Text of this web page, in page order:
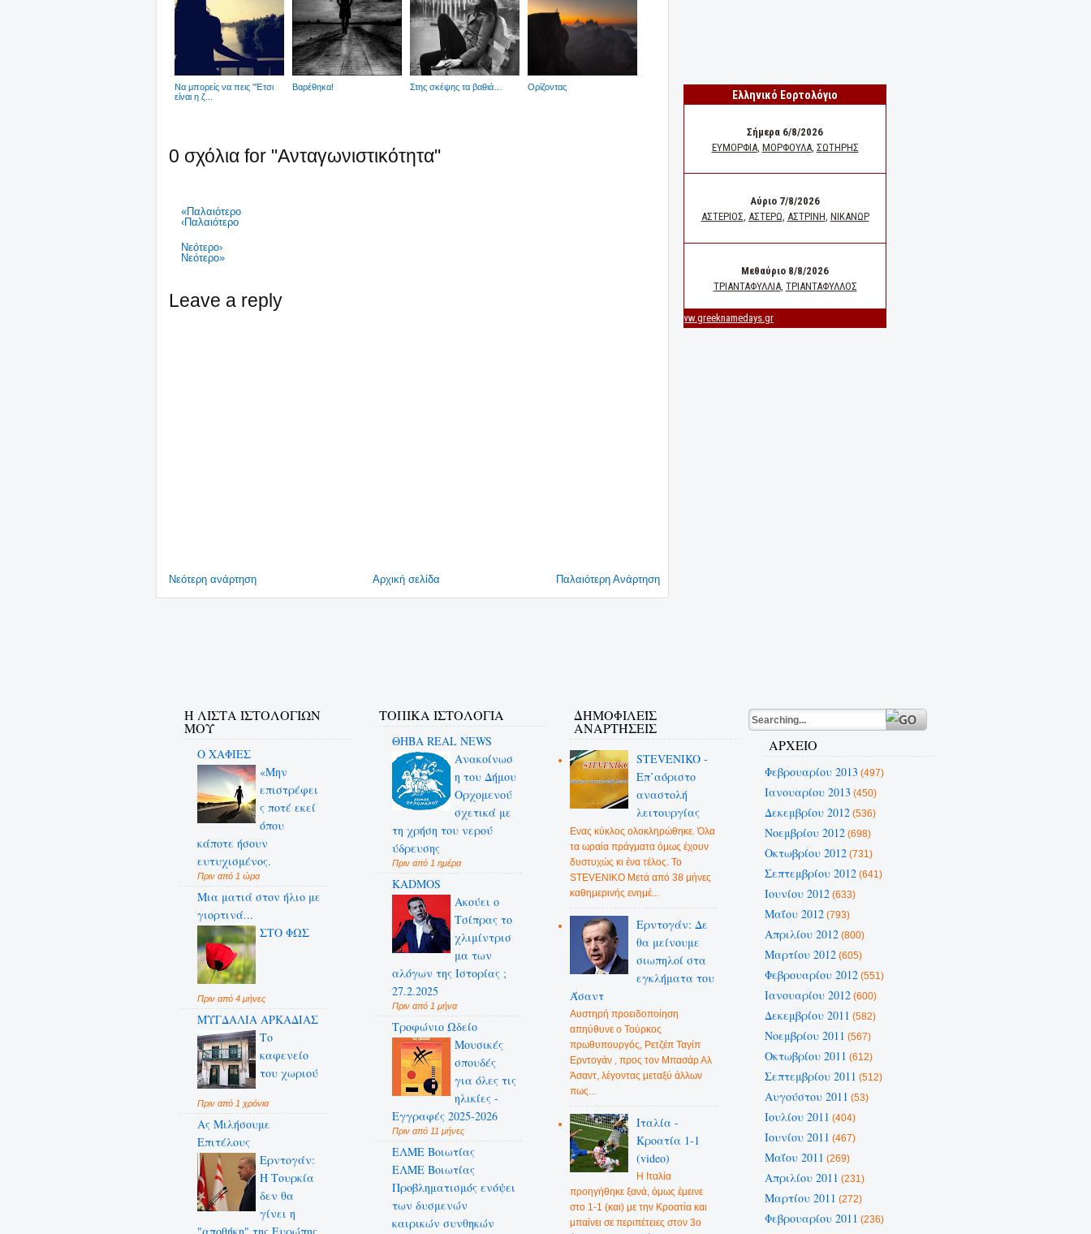
Να μπορείς να πεις ''Έτσι
είναι η ζ...
Βαρέθηκα! Στης σκέψης τα βαθιά… Ορίζοντας
0 σχόλια for "Ανταγωνιστικότητα"
«Παλαιότερο
‹Παλαιότερο
Νεότερο›
Νεότερο»
Leave a reply
Νεότερη ανάρτηση Παλαιότερη Ανάρτηση
Αρχική σελίδα
Η ΛΙΣΤΑ ΙΣΤΟΛΟΓΙΩΝ
ΜΟΥ
Ο ΧΑΦΙΕΣ
«Μην
επιστρέφει
ς ποτέ εκεί
όπου
κάποτε ήσουν
ευτυχισμένος.
Πριν από 1 ώρα
Μια ματιά στον ήλιο με
γιορτινά...
ΣΤΟ ΦΩΣ
Πριν από 4 μήνες
ΜΥΓΔΑΛΙΑ ΑΡΚΑΔΙΑΣ
Το
καφενείο
του χωριού
Πριν από 1 χρόνια
Ας Μιλήσουμε
Επιτέλους
Ερντογάν:
Η Τουρκία
δεν θα
γίνει η
ΤΟΠΙΚΑ ΙΣΤΟΛΟΓΙΑ
ΘΗΒΑ REAL NEWS
Ανακοίνωσ
η του Δήμου
Ορχομενού
σχετικά με
τη χρήση του νερού
ύδρευσης
Πριν από 1 ημέρα
KADMOS
Ακούει ο
Τσίπρας το
χλιμίντρισ
μα των
αλόγων της Ιστορίας ;
27.2.2025
Πριν από 1 μήνα
Τροφώνιο Ωδείο
Mουσικές
σπουδές
για όλες τις
ηλικίες -
Εγγραφές 2025-2026
Πριν από 11 μήνες
ΕΛΜΕ Βοιωτίας
ΕΛΜΕ Βοιωτίας
Προβληματισμός ενόψει
των δυσμενών
καιρικών συνθηκών
ΔΗΜΟΦΙΛΕΊΣ
ΑΝΑΡΤΉΣΕΙΣ
STEVENIKO -
Επ’αόριστο
αναστολή
λειτουργίας
Ενας κύκλος ολοκληρώθηκε. Όλα
τα ωραία πράγματα όμως έχουν
δυστυχώς κι ένα τέλος. Το
STEVENIKO Μετά από 38 μήνες
καθημερινής ενημέ...
Ερντογάν: Δε
θα μείνουμε
σιωπηλοί στα
εγκλήματα του
Άσαντ
Αυστηρή προειδοποίηση
απηύθυνε ο Τούρκος
πρωθυπουργός, Ρετζέπ Ταγίπ
Ερντογάν , προς τον Μπασάρ Αλ
Άσαντ, λέγοντας μεταξύ άλλων
πως...
Ιταλία -
Κροατία 1-1
(video)
Η Ιταλία
προηγήθηκε ξανά, όμως έμεινε
στο 1-1 (και) με την Κροατία και
μπαίνει σε περιπέτειες στον 3ο
ΑΡΧΕΙΟ
Φεβρουαρίου 2013 (497)
Ιανουαρίου 2013 (450)
Δεκεμβρίου 2012(536)
Νοεμβρίου 2012(698)
Οκτωβρίου 2012(731)
Σεπτεμβρίου 2012(641)
Ιουνίου 2012(633)
Μαΐου 2012(793)
Απριλίου 2012(800)
Μαρτίου 2012(605)
Φεβρουαρίου 2012(551)
Ιανουαρίου 2012(600)
Δεκεμβρίου 2011 (582)
Νοεμβρίου 2011 (567)
Οκτωβρίου 2011 (612)
Σεπτεμβρίου 2011 (512)
Αυγούστου 2011 (53)
Ιουλίου 2011 (404)
Ιουνίου 2011 (467)
Μαΐου 2011 (269)
Απριλίου 2011 (231)
Μαρτίου 2011 (272)
Φεβρουαρίου 2011 (236)